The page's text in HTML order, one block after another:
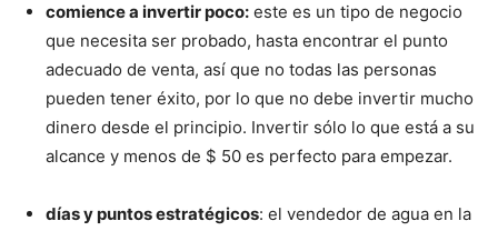
comience a invertir poco: este es un tipo de negocio
que necesita ser probado, hasta encontrar el punto
adecuado de venta, así que no todas las personas
pueden tener éxito, por lo que no debe invertir mucho
dinero desde el principio. Invertir sólo lo que está a su
alcance y menos de $ 50 es perfecto para empezar.
días y puntos estratégicos: el vendedor de agua en la